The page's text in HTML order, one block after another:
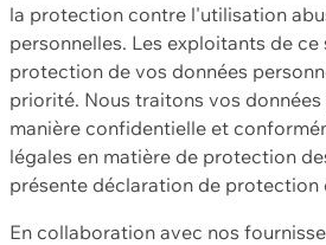
la protection contre l'utilisation
personnelles. Les exploitants de
protection de vos données
priorité. Nous traitons vos
manière confidentielle et
légales en matière de protection
présente déclaration de protection
En collaboration avec nos